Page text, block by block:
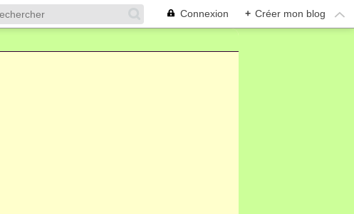
Connexion + Créer mon blog